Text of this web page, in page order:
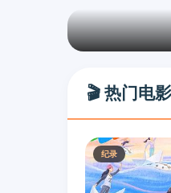
🎬 热门电
纪录